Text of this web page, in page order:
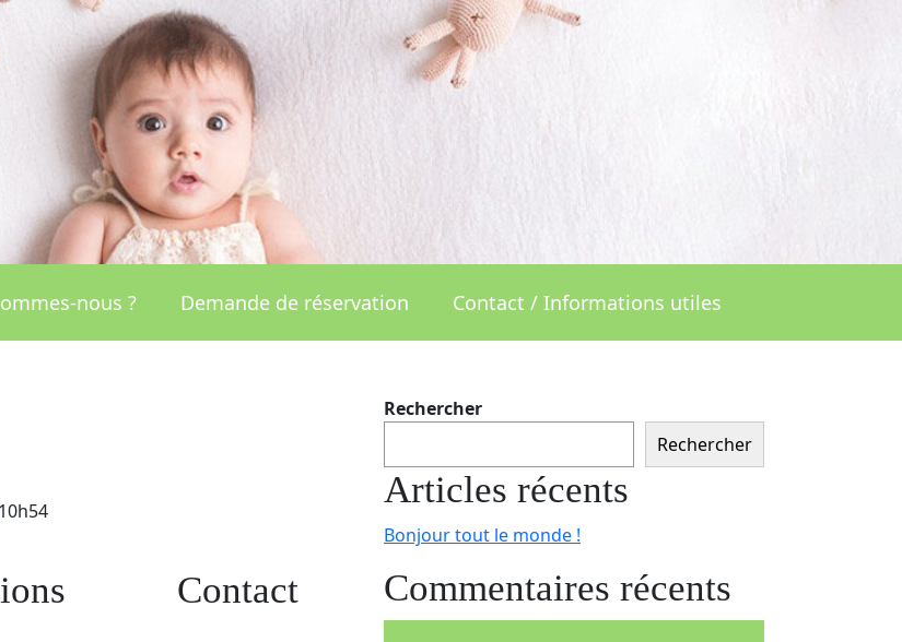
nous ? Demande de réservation Contact / Informations utiles
10h54
Contact
Rechercher
Rechercher
Articles récents
Bonjour tout le monde !
Commentaires récents